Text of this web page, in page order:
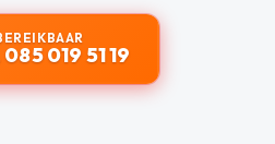
085 019 51 19